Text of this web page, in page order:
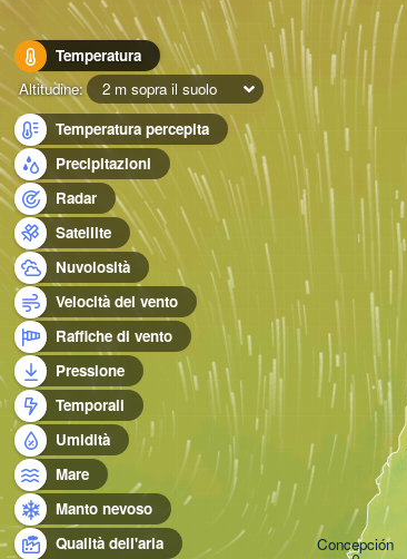
Temperatura
Altitudine:
2 m sopra il suolo
Temperatura percepita
Precipitazioni
Radar
Satellite
Nuvolosità
Velocità del vento
Raffiche di vento
Pressione
Temporali
Umidità
Mare
Manto nevoso
Qualità dell'aria
Concepción